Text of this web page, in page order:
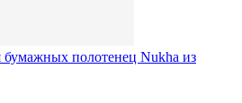
полотенец Nukha из